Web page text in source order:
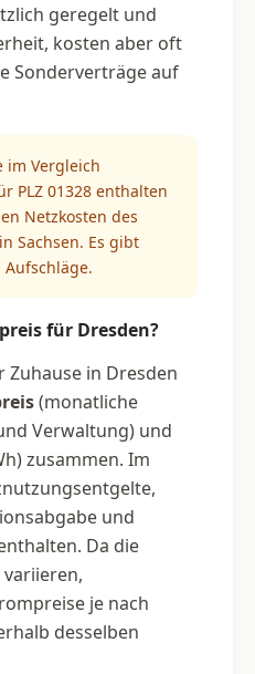
geregelt und
kosten aber oft
Sonderverträge auf
im Vergleich
PLZ 01328 enthalten
Netzkosten des
Sachsen. Es gibt
für Dresden?
in Dresden
(monatliche
Verwaltung) und
zusammen. Im
und
Da die
je nach
desselben